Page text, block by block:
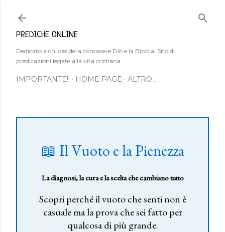
PREDICHE ONLINE
Dedicato a chi desidera conoscere Dio e la Bibbia. Sito di
predicazioni legate alla vita cristiana.
IMPORTANTE!! HOME PAGE ALTRO…
📖 Il Vuoto e la Pienezza
La diagnosi, la cura e la scelta che cambiano tutto
Scopri perché il vuoto che senti non è
casuale ma la prova che sei fatto per
qualcosa di più grande.